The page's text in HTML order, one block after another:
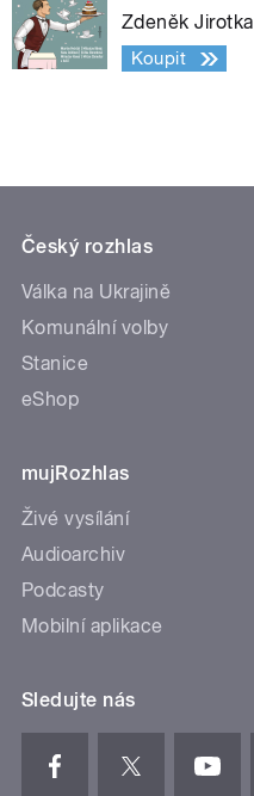
Zdeněk Jirotka
Koupit
Český rozhlas
Válka na Ukrajině
Komunální volby
Stanice
eShop
mujRozhlas
Živé vysílání
Audioarchiv
Podcasty
Mobilní aplikace
Sledujte nás